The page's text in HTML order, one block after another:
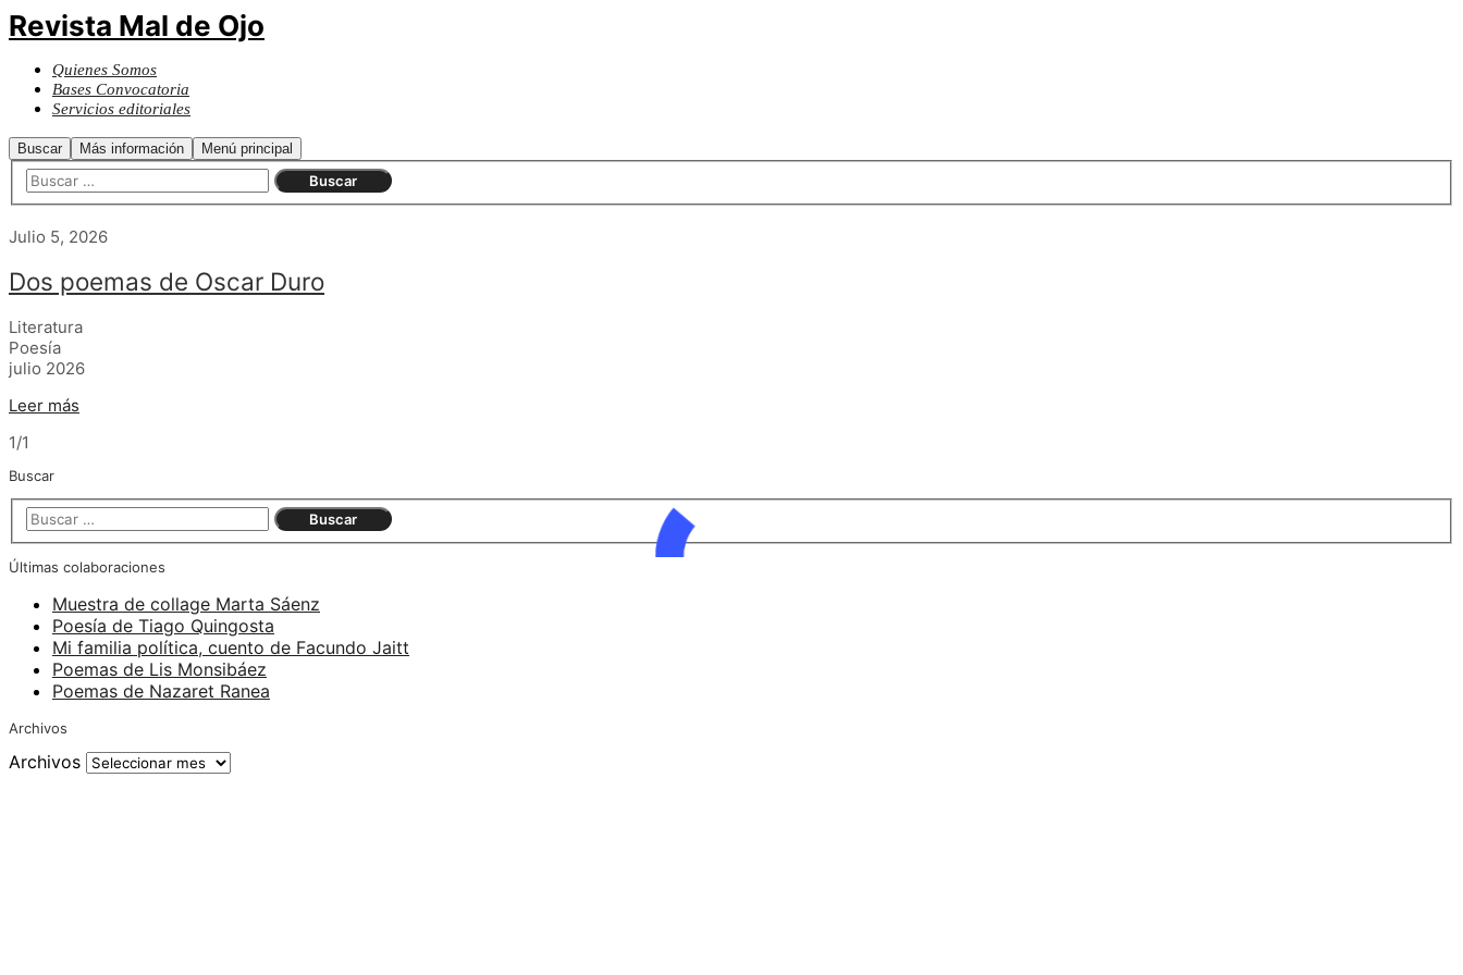
Revista Mal de Ojo
Quienes Somos
Bases Convocatoria
Servicios editoriales
Buscar Más información Menú principal
Julio 5, 2026
Dos poemas de Oscar Duro
Literatura
Poesía
julio 2026
Leer más
1/1
Buscar
Últimas colaboraciones
Muestra de collage Marta Sáenz
Poesía de Tiago Quingosta
Mi familia política, cuento de Facundo Jaitt
Poemas de Lis Monsibáez
Poemas de Nazaret Ranea
Archivos
Archivos